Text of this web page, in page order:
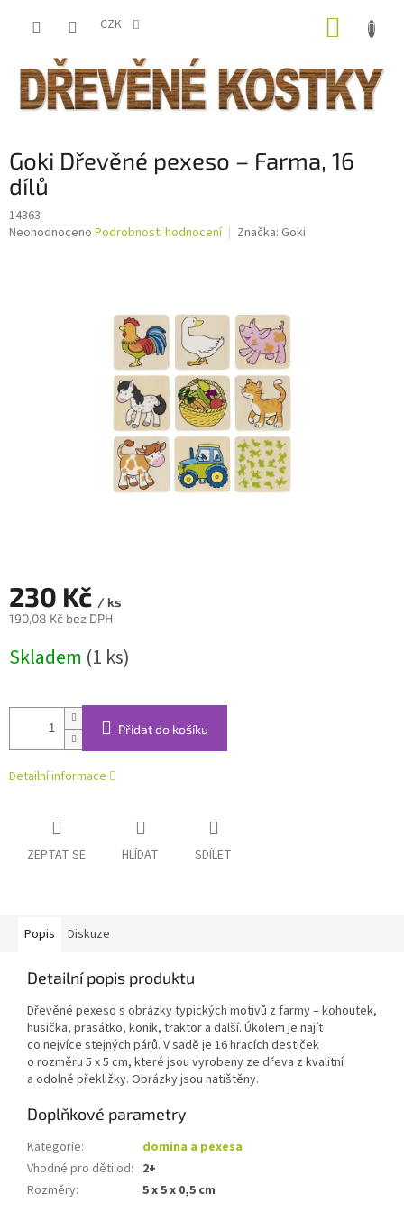
CZK
Goki Dřevěné pexeso – Farma, 16
dílů
14363
Průměrné
Neohodnoceno Podrobnosti hodnocení Značka: Goki
230 Kč / ks
190,08 Kč bez DPH
cena:
Skladem (1 ks)
Přidat do košíku
Detailní informace
ZEPTAT SE HLÍDAT SDÍLET
Popis Diskuze
Detailní popis produktu
Dřevěné pexeso s obrázky typických motivů z farmy – kohoutek,
husička, prasátko, koník, traktor a další. Úkolem je najít
co nejvíce stejných párů. V sadě je 16 hracích destiček
o rozměru 5 x 5 cm, které jsou vyrobeny ze dřeva z kvalitní
a odolné překližky. Obrázky jsou natištěny.
Doplňkové parametry
Kategorie:
domina a pexesa
Vhodné pro děti od: 2+
Rozměry: 5 x 5 x 0,5 cm